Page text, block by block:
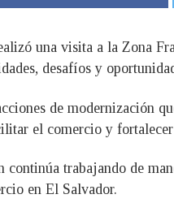
una visita a la Zona
desafíos y
de modernización
el comercio y
trabajando de
en El Salvador.